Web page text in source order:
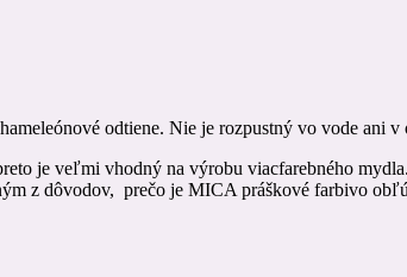
odtiene. Nie je rozpustný vo vode ani v
je veľmi vhodný na výrobu viacfarebného
z dôvodov, prečo je MICA práškové farbivo